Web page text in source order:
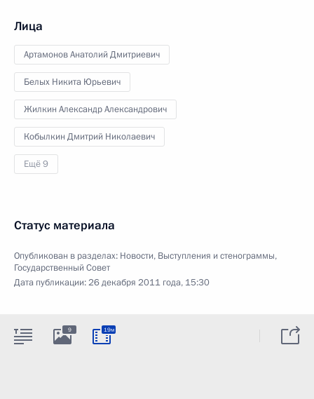
Лица
Артамонов Анатолий Дмитриевич
Белых Никита Юрьевич
Жилкин Александр Александрович
Кобылкин Дмитрий Николаевич
Ещё 9
Статус материала
Опубликован в разделах: Новости, Выступления и стенограммы,
Государственный Совет
Дата публикации:26 декабря 2011 года, 15:30
9 19м